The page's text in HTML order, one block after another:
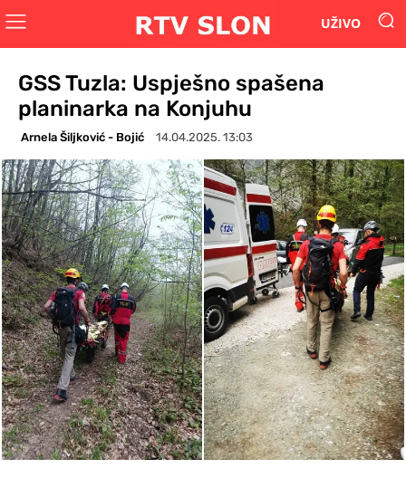
UŽIVO
GSS Tuzla: Uspješno spašena
planinarka na Konjuhu
Arnela Šiljković - Bojić 14.04.2025. 13:03